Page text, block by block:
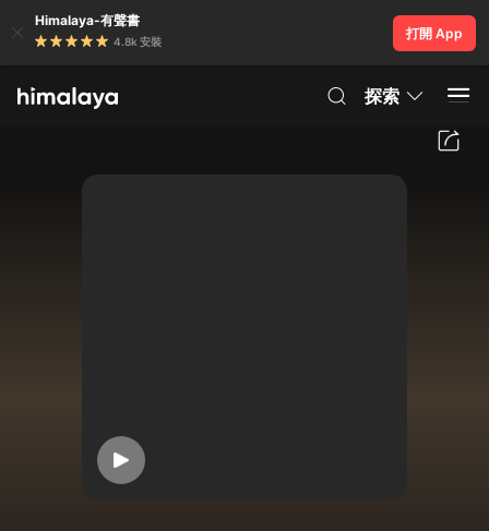
Himalaya-有聲書
4.8k 安裝
打開 App
探索